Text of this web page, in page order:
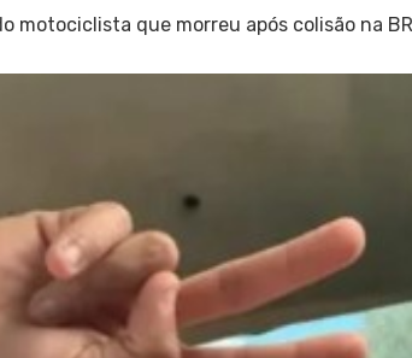
motociclista que morreu após colisão na